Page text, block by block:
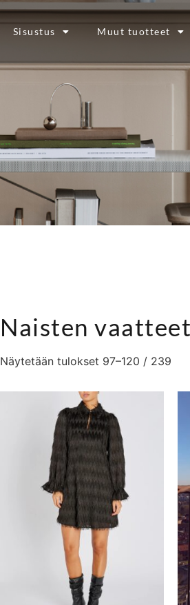
Sisustus Muut tuotteet
Naisten vaatteet
Näytetään tulokset 97–120 / 239